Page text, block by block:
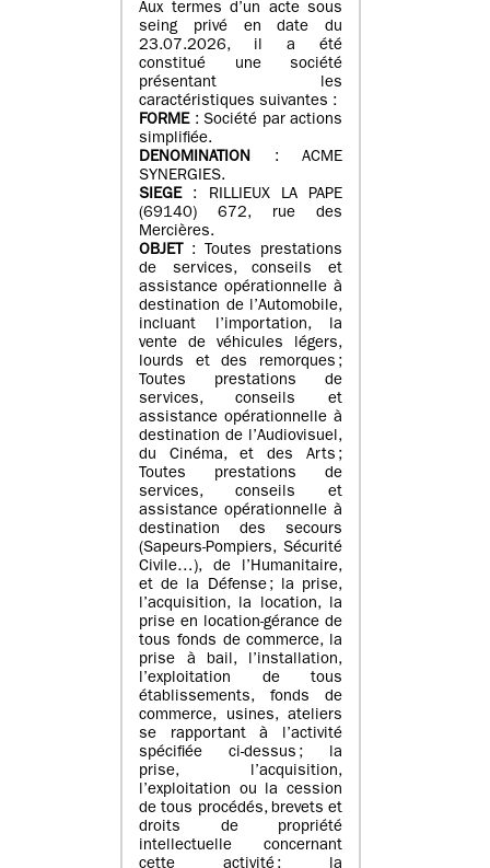
Aux termes d’un acte sous
seing privé en date du
23.07.2026, il a été
constitué une société
présentant les
caractéristiques suivantes :
FORME: Société par actions
simplifiée.
DENOMINATION : ACME
SYNERGIES.
SIEGE: RILLIEUX LA PAPE
(69140) 672, rue des
Mercières.
OBJET
: Toutes prestations
de services, conseils et
assistance opérationnelle à
destination de l’Automobile,
incluant l’importation, la
vente de véhicules légers,
lourds et des remorques ;
Toutes prestations de
services, conseils et
assistance opérationnelle à
destination de l’Audiovisuel,
du Cinéma, et des Arts ;
Toutes prestations de
services, conseils et
assistance opérationnelle à
destination des secours
(Sapeurs-Pompiers, Sécurité
Civile…), de l’Humanitaire,
et de la Défense ; la prise,
l’acquisition, la location, la
prise en location-gérance de
tous fonds de commerce, la
prise à bail, l’installation,
l’exploitation de tous
établissements, fonds de
commerce, usines, ateliers
se rapportant à l’activité
spécifiée ci-dessus ; la
prise, l’acquisition,
l’exploitation ou la cession
de tous procédés, brevets et
droits de propriété
intellectuelle concernant